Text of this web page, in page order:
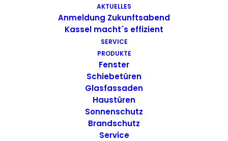
AKTUELLES
Anmeldung Zukunftsabend
Kassel macht´s effizient
SERVICE
PRODUKTE
Fenster
Schiebetüren
Glasfassaden
Haustüren
Sonnenschutz
Brandschutz
Service
Wir suchen Dich!
Dallwig bietet
Perspektive